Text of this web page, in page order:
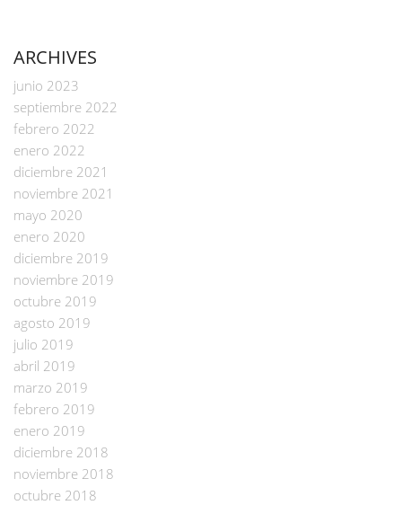
ARCHIVES
junio 2023
septiembre 2022
febrero 2022
enero 2022
diciembre 2021
noviembre 2021
mayo 2020
enero 2020
diciembre 2019
noviembre 2019
octubre 2019
agosto 2019
julio 2019
abril 2019
marzo 2019
febrero 2019
enero 2019
diciembre 2018
noviembre 2018
octubre 2018